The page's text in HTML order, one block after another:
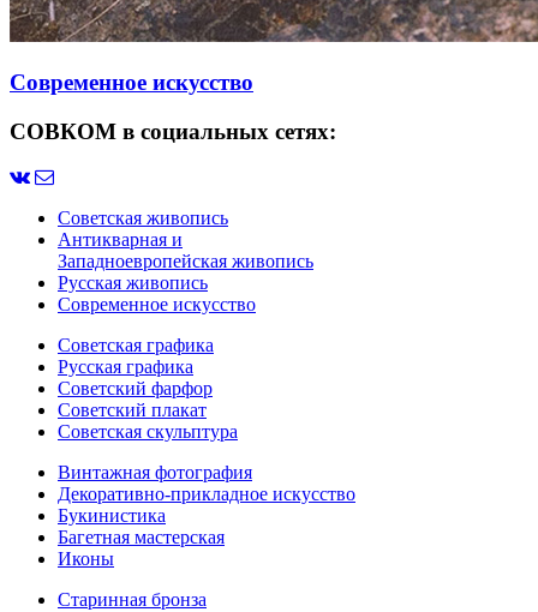
Современное искусство
СОВКОМ в социальных сетях:
Советская живопись
Антикварная и
Западноевропейская живопись
Русская живопись
Современное искусство
Советская графика
Русская графика
Советский фарфор
Советский плакат
Советская скульптура
Винтажная фотография
Декоративно-прикладное искусство
Букинистика
Багетная мастерская
Иконы
Старинная бронза